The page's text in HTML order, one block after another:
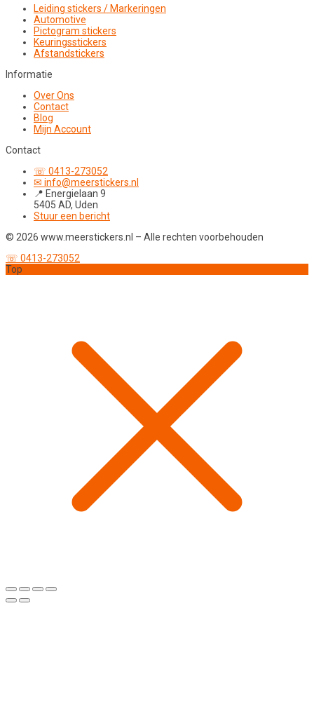
Leiding stickers / Markeringen
Automotive
Pictogram stickers
Keuringsstickers
Afstandstickers
Informatie
Over Ons
Contact
Blog
Mijn Account
Contact
☏ 0413-273052
✉ info@meerstickers.nl
📍 Energielaan 9
5405 AD, Uden
Stuur een bericht
© 2026 www.meerstickers.nl – Alle rechten voorbehouden
☏ 0413-273052
Top